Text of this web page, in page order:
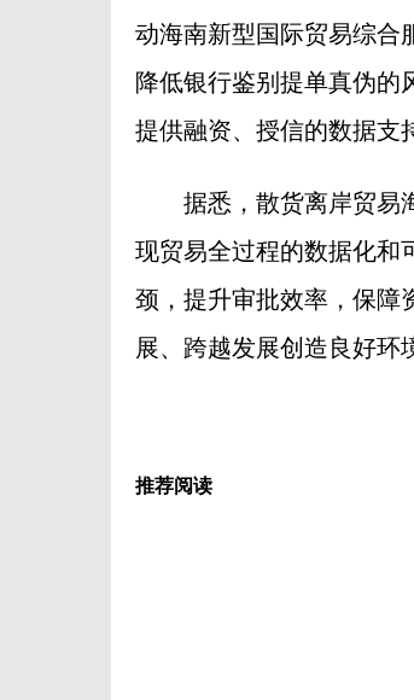
动海南新型国际贸易综合
降低银行鉴别提单真伪的
提供融资、授信的数据支
据悉，散货离岸贸易海
现贸易全过程的数据化和
颈，提升审批效率，保障
展、跨越发展创造良好环
推荐阅读